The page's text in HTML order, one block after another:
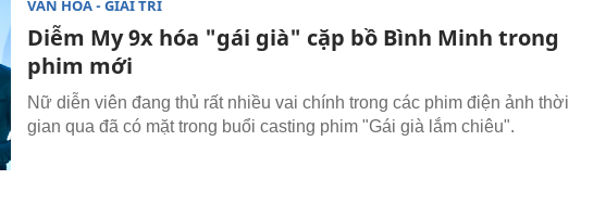
VĂN HÓA - GIẢI TRÍ
Diễm My 9x hóa "gái già" cặp bồ Bình Minh trong
phim mới
Nữ diễn viên đang thủ rất nhiều vai chính trong các phim điện ảnh thời
gian qua đã có mặt trong buổi casting phim "Gái già lắm chiêu".